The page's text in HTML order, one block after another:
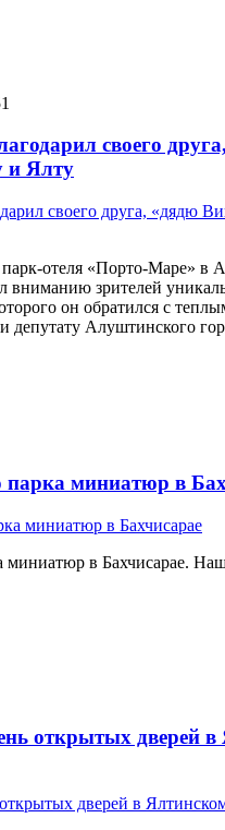
своего
и Ялту
парк-отеля «Порто-Маре» в
вниманию зрителей
он обратился с
депутату Алуштинского
парка миниатюр в
миниатюр в Бахчисарае.
открытых дверей